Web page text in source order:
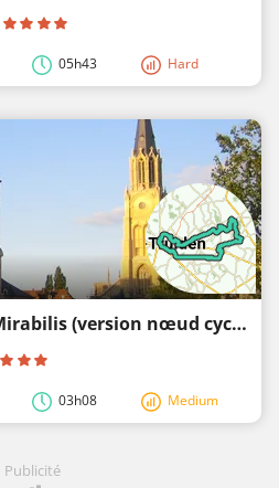
05h43 Hard
Véloroute Christina Mirabilis (version nœud cyclable)
03h08 Medium
Publicité